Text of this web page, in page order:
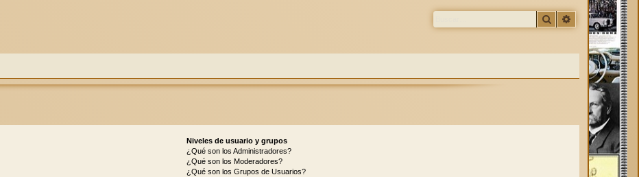
Buscar Búsqueda
Niveles de usuario y grupos
¿Qué son los Administradores?
¿Qué son los Moderadores?
¿Qué son los Grupos de Usuarios?